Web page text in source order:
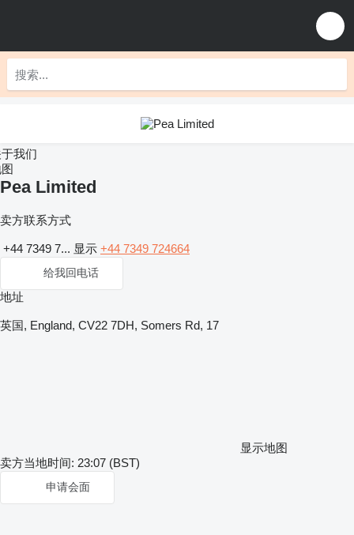
我们
Pea Limited
卖方联系方式
+44 7349 7... 显示 +44 7349 724664
给我回电话
地址
英国, England, CV22 7DH, Somers Rd, 17
显示地图
卖方当地时间: 23:07 (BST)
申请会面